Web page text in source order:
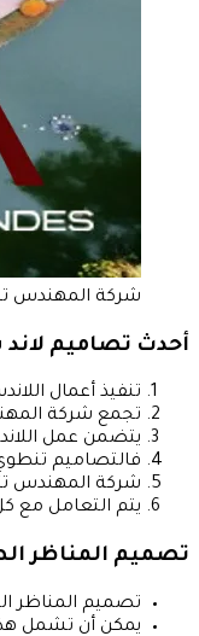
شركة المهندس
أحدث تصاميم
تنفيذ أعمال
تجمع شركة
يتضمن عمل
فالتصاميم
شركة المهندس
يتم التعامل مع
تصميم المناظر
تصميم المناظر
يمكن أن تشمل